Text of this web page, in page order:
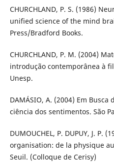
CHURCHLAND, P. S. (1986)
unified science of the mind
Press/Bradford Books.
CHURCHLAND, P. M. (2004)
introdução contemporânea à
Unesp.
DAMÁSIO, A. (2004) Em
ciência dos sentimentos. São
DUMOUCHEL, P. DUPUY, J. P.
organisation: de la physique
Seuil. (Colloque de Cerisy)